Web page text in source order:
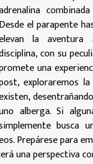
Desde el parapente
la aventura
con su
una
exploraremos
alberga. Si
busca
Prepárese para
una perspectiva